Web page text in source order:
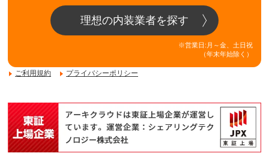
理想の内装業者を探す
※営業日:月～金、土日祝
（年末年始除く）
ご利用規約 プライバシーポリシー